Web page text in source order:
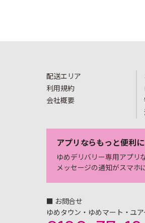
配送エリア
利用規約
会社概要
アプリならもっと便利に
ゆめデリバリー専用アプリ
メッセージの通知がスマホ
■ お問合せ
ゆめタウン・ゆめマート・ユア